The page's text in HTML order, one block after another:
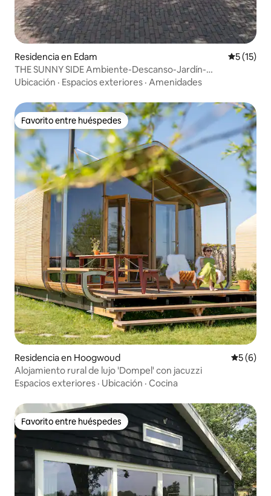
Residencia en Edam
5 (15)
THE SUNNY SIDE Ambiente-Descanso-Jardín-
Estacionamiento gratuito
Ubicación · Espacios exteriores · Amenidades
Favorito entre huéspedes
Favorito entre huéspedes
Residencia en Hoogwoud
5 (6)
Alojamiento rural de lujo 'Dompel' con jacuzzi
Espacios exteriores · Ubicación · Cocina
Favorito entre huéspedes
Favorito entre huéspedes